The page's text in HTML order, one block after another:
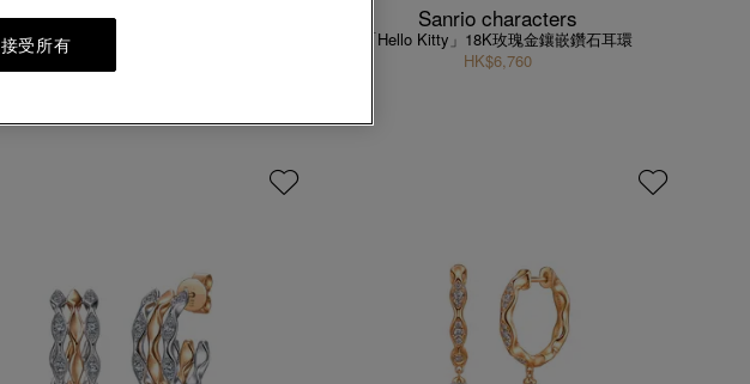
「Form「形」」18K玫瑰金鑽石耳環
Sanrio characters
「Hello Kitty」18K玫瑰金鑲嵌鑽石耳環
HK$6,760
接受所有